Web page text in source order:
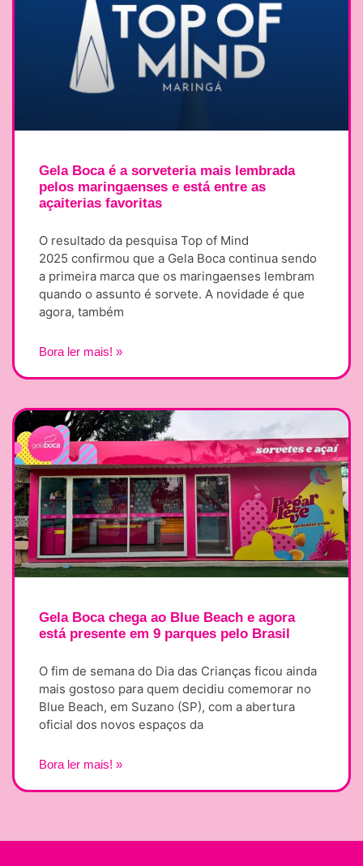
Gela Boca é a sorveteria mais lembrada
pelos maringaenses e está entre as
açaiterias favoritas
O resultado da pesquisa Top of Mind
2025 confirmou que a Gela Boca continua sendo
a primeira marca que os maringaenses lembram
quando o assunto é sorvete. A novidade é que
agora, também
Bora ler mais! »
Gela Boca chega ao Blue Beach e agora
está presente em 9 parques pelo Brasil
O fim de semana do Dia das Crianças ficou ainda
mais gostoso para quem decidiu comemorar no
Blue Beach, em Suzano (SP), com a abertura
oficial dos novos espaços da
Bora ler mais! »